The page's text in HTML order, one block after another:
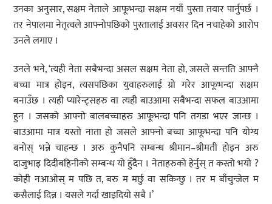
उनका अनुसार, सक्षम नेताले आफूभन्दा सक्षम नयाँ पुस्ता तयार पार्नुपर्छ ।
तर नेपालमा नेतृत्वले आफ्नोपछिको पुस्तालाई अवसर दिन नचाहेको आरोप
उनले लगाए ।
उनले भने, ‘त्यही नेता सबैभन्दा असल सक्षम नेता हो, जसले सन्तति आफ्नै
बच्चा मात्र होइन, त्यसपछिका युवाहरुलाई ग्रो गरेर आफूभन्दा सक्षम
बनाउँछ । त्यही प्यारेन्ट्सहरु वा त्यही बाउआमा सबैभन्दा सफल बाउआमा
हुन । जसको आफ्नो बालबच्चाहरु आफूभन्दा पनि तगडा भएर जान्छ ।
बाउआमा मात्र यस्तो नाता हो जसले आफ्नो बच्चा आफूभन्दा पनि योग्य
बनोस् भन्ने चाहन्छ । अरु कुनैपनि सम्बन्ध श्रीमान–श्रीमती होइन अरु
दाजुभाइ दिदीबहिनीको सम्बन्ध यो हुँदैन । नेताहरुको हेर्नुस् त कस्तो भयो ?
कोही नआओस् म पछि त, बरु म मर्छु वा सकिन्छु । तर म बाँचुन्जेल म
कसैलाई दिन्न । यसले गर्दा खाइदियो सबै ।’